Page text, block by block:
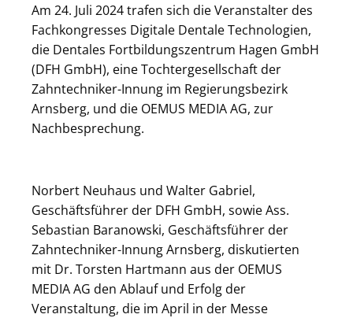
Am 24. Juli 2024 trafen sich die Veranstalter des
Fachkongresses Digitale Dentale Technologien,
die Dentales Fortbildungszentrum Hagen GmbH
(DFH GmbH), eine Tochtergesellschaft der
Zahntechniker-Innung im Regierungsbezirk
Arnsberg, und die OEMUS MEDIA AG, zur
Nachbesprechung.
Norbert Neuhaus und Walter Gabriel,
Geschäftsführer der DFH GmbH, sowie Ass.
Sebastian Baranowski, Geschäftsführer der
Zahntechniker-Innung Arnsberg, diskutierten
mit Dr. Torsten Hartmann aus der OEMUS
MEDIA AG den Ablauf und Erfolg der
Veranstaltung, die im April in der Messe